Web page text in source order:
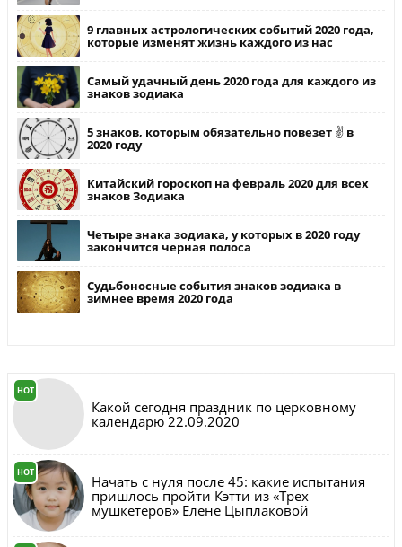
9 главных астрологических событий 2020 года,
которые изменят жизнь каждого из нас
Самый удачный день 2020 года для каждого из
знаков зодиака
5 знаков, которым обязательно повезет ✌ в
2020 году
Китайский гороскоп на февраль 2020 для всех
знаков Зодиака
Четыре знака зодиака, у которых в 2020 году
закончится черная полоса
Судьбоносные события знаков зодиака в
зимнее время 2020 года
HOT
Какой сегодня праздник по церковному
календарю 22.09.2020
HOT
Начать с нуля после 45: какие испытания
пришлось пройти Кэтти из «Трех
мушкетеров» Елене Цыплаковой